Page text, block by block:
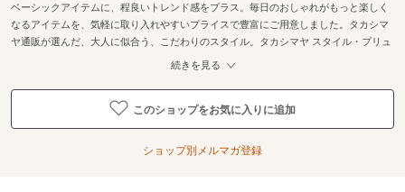
ベーシックアイテムに、程良いトレンド感をプラス。毎日のおしゃれがもっと楽しく
なるアイテムを、気軽に取り入れやすいプライスで豊富にご用意しました。タカシマ
ヤ通販が選んだ、大人に似合う、こだわりのスタイル。タカシマヤ スタイル・プリュ
続きを見る
このショップをお気に入りに追加
ショップ別メルマガ登録